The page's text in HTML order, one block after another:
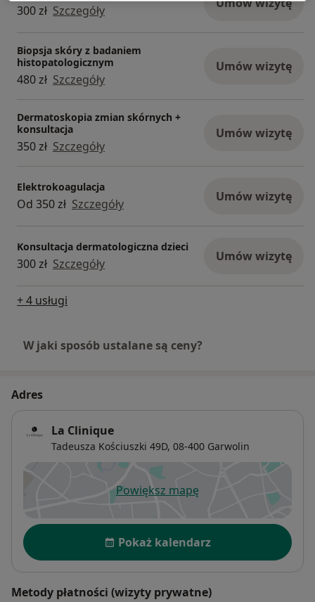
300 zł Szczegóły Umów wizytę
Biopsja skóry z badaniem
histopatologicznym
480 zł Szczegóły
Umów wizytę
Dermatoskopia zmian skórnych +
konsultacja
350 zł Szczegóły
Umów wizytę
Elektrokoagulacja
Od 350 zł Szczegóły Umów wizytę
Konsultacja dermatologiczna dzieci
300 zł Szczegóły Umów wizytę
+ 4 usługi
W jaki sposób ustalane są ceny?
Adres
La Clinique
Tadeusza Kościuszki 49D, 08-400 Garwolin
Powiększ mapęotwiera się w nowej karcie
Dostępność
Pokaż kalendarz
Metody płatności (wizyty prywatne)